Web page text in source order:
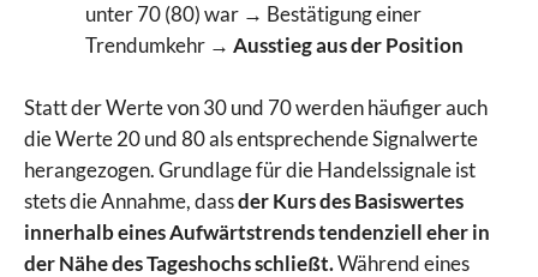
unter 70 (80) war → Bestätigung einer
Trendumkehr → Ausstieg aus der Position
Statt der Werte von 30 und 70 werden häufiger auch
die Werte 20 und 80 als entsprechende Signalwerte
herangezogen. Grundlage für die Handelssignale ist
stets die Annahme, dassder Kurs des Basiswertes
innerhalb eines Aufwärtstrends tendenziell eher in
der Nähe des Tageshochs schließt.Während eines